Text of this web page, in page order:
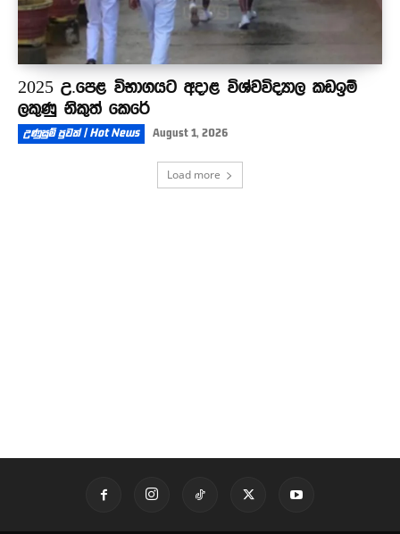
2025 උ.පෙළ විභාගයට අදාළ විශ්වවිද්‍යාල කඩඉම්
ලකුණු නිකුත් කෙරේ
උණුසුම් පුවත් | Hot News August 1, 2026
Load more